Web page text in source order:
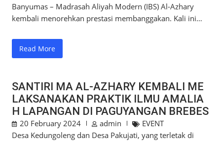
Banyumas – Madrasah Aliyah Modern (IBS) Al-Azhary
kembali menorehkan prestasi membanggakan. Kali ini…
Read More
SANTIRI MA AL-AZHARY KEMBALI ME
LAKSANAKAN PRAKTIK ILMU AMALIA
H LAPANGAN DI PAGUYANGAN BREBES
20 February 2024 admin
EVENT
Desa Kedungoleng dan Desa Pakujati, yang terletak di